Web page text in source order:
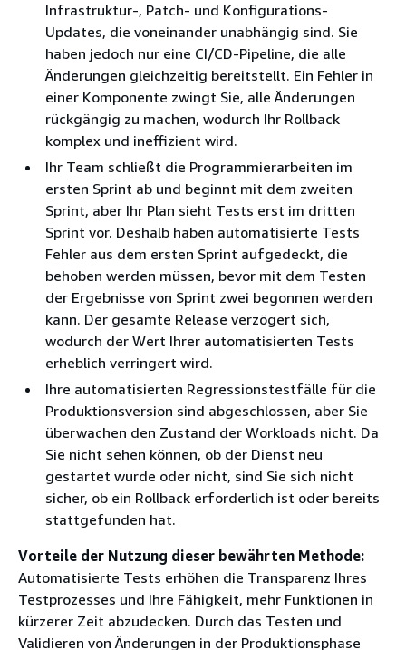
Infrastruktur-, Patch- und Konfigurations-
Updates, die voneinander unabhängig sind. Sie
haben jedoch nur eine CI/CD-Pipeline, die alle
Änderungen gleichzeitig bereitstellt. Ein Fehler in
einer Komponente zwingt Sie, alle Änderungen
rückgängig zu machen, wodurch Ihr Rollback
komplex und ineffizient wird.
Ihr Team schließt die Programmierarbeiten im
ersten Sprint ab und beginnt mit dem zweiten
Sprint, aber Ihr Plan sieht Tests erst im dritten
Sprint vor. Deshalb haben automatisierte Tests
Fehler aus dem ersten Sprint aufgedeckt, die
behoben werden müssen, bevor mit dem Testen
der Ergebnisse von Sprint zwei begonnen werden
kann. Der gesamte Release verzögert sich,
wodurch der Wert Ihrer automatisierten Tests
erheblich verringert wird.
Ihre automatisierten Regressionstestfälle für die
Produktionsversion sind abgeschlossen, aber Sie
überwachen den Zustand der Workloads nicht. Da
Sie nicht sehen können, ob der Dienst neu
gestartet wurde oder nicht, sind Sie sich nicht
sicher, ob ein Rollback erforderlich ist oder bereits
stattgefunden hat.
Vorteile der Nutzung dieser bewährten Methode:
Automatisierte Tests erhöhen die Transparenz Ihres
Testprozesses und Ihre Fähigkeit, mehr Funktionen in
kürzerer Zeit abzudecken. Durch das Testen und
Validieren von Änderungen in der Produktionsphase